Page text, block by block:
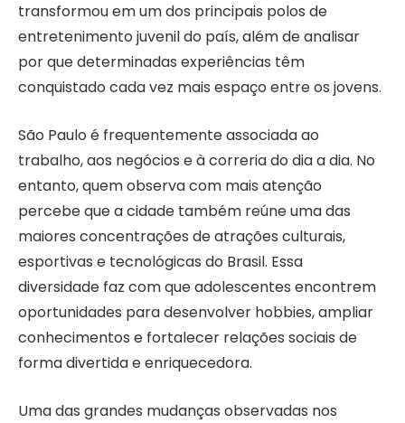
transformou em um dos principais polos de
entretenimento juvenil do país, além de analisar
por que determinadas experiências têm
conquistado cada vez mais espaço entre os jovens.
São Paulo é frequentemente associada ao
trabalho, aos negócios e à correria do dia a dia. No
entanto, quem observa com mais atenção
percebe que a cidade também reúne uma das
maiores concentrações de atrações culturais,
esportivas e tecnológicas do Brasil. Essa
diversidade faz com que adolescentes encontrem
oportunidades para desenvolver hobbies, ampliar
conhecimentos e fortalecer relações sociais de
forma divertida e enriquecedora.
Uma das grandes mudanças observadas nos